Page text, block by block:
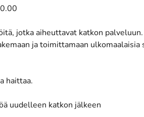
jotka aiheuttavat katkon palveluun.
ja toimittamaan ulkomaalaisia
haittaa.
uudelleen katkon jälkeen